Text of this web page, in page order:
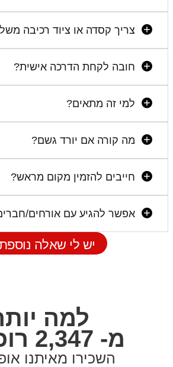
צריך קסדה או ציוד רכיבה
חובה לקחת הדרכה אישית?
למי זה מתאים?
מה קורה אם יורד גשם?
חייבים להזמין מקום מראש?
אפשר להגיע עם אורחים/
יש לי שאלה
למה
מ- 2,347 רוכבים
השכירו מאיתנו